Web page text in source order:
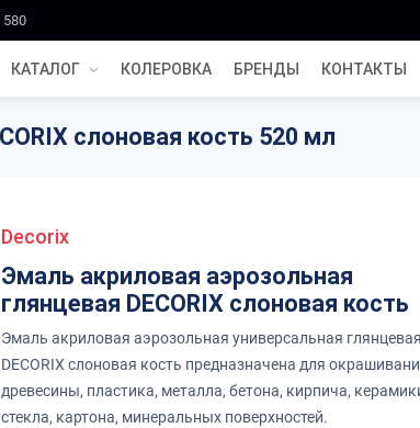
580
КАТАЛОГ КОЛЕРОВКА БРЕНДЫ КОНТАКТЫ
слоновая кость 520 мл
Decorix
Эмаль акриловая аэрозольная
глянцевая DECORIX слоновая кость
Эмаль акриловая аэрозольная универсальная
DECORIX слоновая кость предназначена для
древесины, пластика, металла, бетона, кирпича,
стекла, картона, минеральных поверхностей.